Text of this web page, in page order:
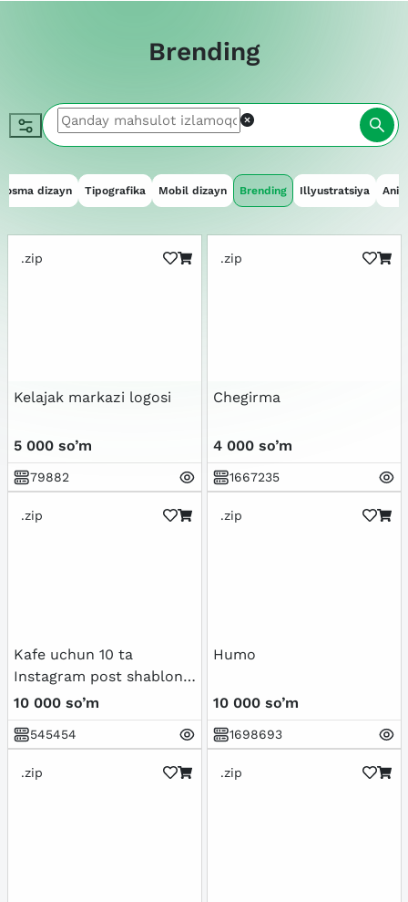
Brending
dizayn Tipografika Mobil dizayn Brending Illyustratsiya
.zip
Kelajak markazi logosi
5 000 so’m
79882
.zip
Chegirma
4 000 so’m
1667235
.zip
Kafe uchun 10 ta
Instagram post shabloni
(Canva)
10 000 so’m
545454
.zip
Humo
10 000 so’m
1698693
.zip .zip